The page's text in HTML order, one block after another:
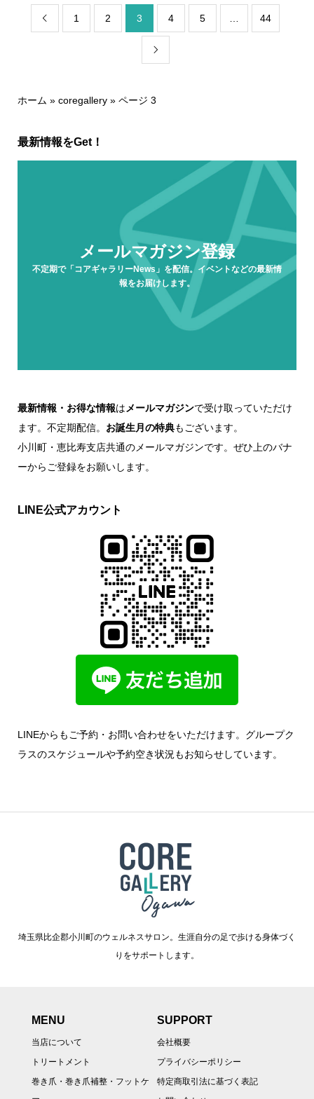
 1 2 3 4 5 44

ホーム » coregallery »ページ 3
最新情報をGet！
メールマガジン登録
不定期で「コアギャラリーNews」を配信。イベントなどの最新情
報をお届けします。
最新情報・お得な情報は メールマガジンで受け取っていただけ
ます。不定期配信。 お誕生月の特典もございます。
小川町・恵比寿支店共通のメールマガジンです。ぜひ上のバナ
ーからご登録をお願いします。
LINE公式アカウント
LINEからもご予約・お問い合わせをいただけます。グループク
ラスのスケジュールや予約空き状況もお知らせしています。
埼玉県比企郡小川町のウェルネスサロン。生涯自分の足で歩ける身体づく
りをサポートします。
MENU
当店について
トリートメント
巻き爪・巻き爪補整・フットケ
SUPPORT
会社概要
プライバシーポリシー
特定商取引法に基づく表記